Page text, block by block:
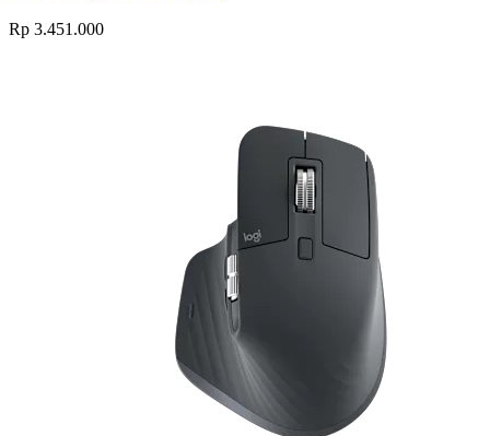
Rp 3.451.000